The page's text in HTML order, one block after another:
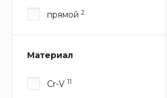
прямой 2
Материал
Cr-V 11